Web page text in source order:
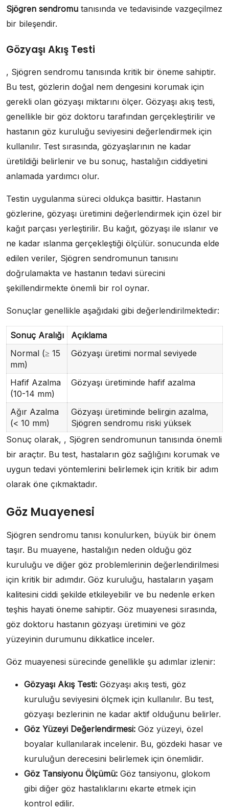
Sjögren sendromu tanısında ve tedavisinde vazgeçilmez
bir bileşendir.
Gözyaşı Akış Testi
, Sjögren sendromu tanısında kritik bir öneme sahiptir.
Bu test, gözlerin doğal nem dengesini korumak için
gerekli olan gözyaşı miktarını ölçer. Gözyaşı akış testi,
genellikle bir göz doktoru tarafından gerçekleştirilir ve
hastanın göz kuruluğu seviyesini değerlendirmek için
kullanılır. Test sırasında, gözyaşlarının ne kadar
üretildiği belirlenir ve bu sonuç, hastalığın ciddiyetini
anlamada yardımcı olur.
Testin uygulanma süreci oldukça basittir. Hastanın
gözlerine, gözyaşı üretimini değerlendirmek için özel bir
kağıt parçası yerleştirilir. Bu kağıt, gözyaşı ile ıslanır ve
ne kadar ıslanma gerçekleştiği ölçülür. sonucunda elde
edilen veriler, Sjögren sendromunun tanısını
doğrulamakta ve hastanın tedavi sürecini
şekillendirmekte önemli bir rol oynar.
Sonuçlar genellikle aşağıdaki gibi değerlendirilmektedir:
Sonuç Aralığı
Açıklama
Normal (≥ 15
mm)
Gözyaşı üretimi normal seviyede
Hafif Azalma
(10-14 mm)
Gözyaşı üretiminde hafif azalma
Ağır Azalma
(< 10 mm)
Gözyaşı üretiminde belirgin azalma,
Sjögren sendromu riski yüksek
Sonuç olarak, , Sjögren sendromunun tanısında önemli
bir araçtır. Bu test, hastaların göz sağlığını korumak ve
uygun tedavi yöntemlerini belirlemek için kritik bir adım
olarak öne çıkmaktadır.
Göz Muayenesi
Sjögren sendromu tanısı konulurken, büyük bir önem
taşır. Bu muayene, hastalığın neden olduğu göz
kuruluğu ve diğer göz problemlerinin değerlendirilmesi
için kritik bir adımdır. Göz kuruluğu, hastaların yaşam
kalitesini ciddi şekilde etkileyebilir ve bu nedenle erken
teşhis hayati öneme sahiptir. Göz muayenesi sırasında,
göz doktoru hastanın gözyaşı üretimini ve göz
yüzeyinin durumunu dikkatlice inceler.
Göz muayenesi sürecinde genellikle şu adımlar izlenir:
Gözyaşı Akış Testi: Gözyaşı akış testi, göz
kuruluğu seviyesini ölçmek için kullanılır. Bu test,
gözyaşı bezlerinin ne kadar aktif olduğunu belirler.
Göz Yüzeyi Değerlendirmesi: Göz yüzeyi, özel
boyalar kullanılarak incelenir. Bu, gözdeki hasar ve
kuruluğun derecesini belirlemek için önemlidir.
Göz Tansiyonu Ölçümü: Göz tansiyonu, glokom
gibi diğer göz hastalıklarını ekarte etmek için
kontrol edilir.